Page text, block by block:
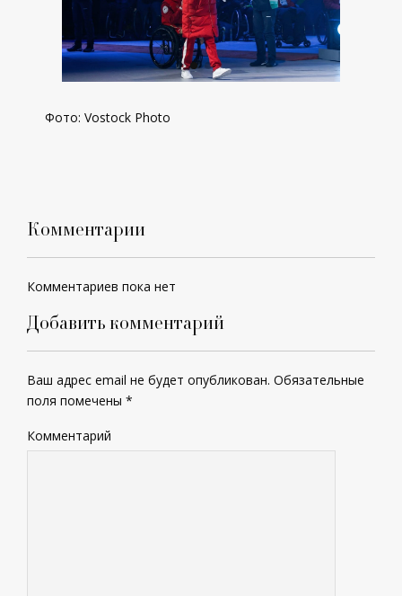
Фото: Vostock Photo
Комментарии
Комментариев пока нет
Добавить комментарий
Ваш адрес email не будет опубликован. Обязательные
поля помечены *
Комментарий